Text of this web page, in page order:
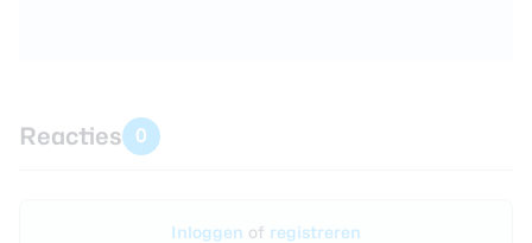
Reacties 0
Inloggen of registreren